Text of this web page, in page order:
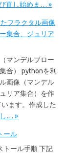
直し始めま… »
フラクタル画像
集合、ジュリア
マンデルブロー
合） pythonを利
画像（マンデル
リア集合）を作
ます。作成した
し… »
ール
トール手順 下記